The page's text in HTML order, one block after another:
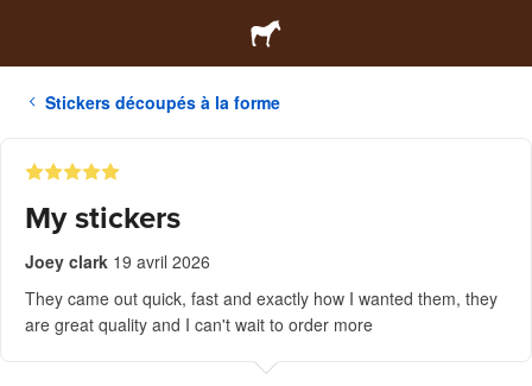
Stickers découpés à la forme
My stickers
Joey clark 19 avril 2026
They came out quick, fast and exactly how I wanted them, they
are great quality and I can't wait to order more